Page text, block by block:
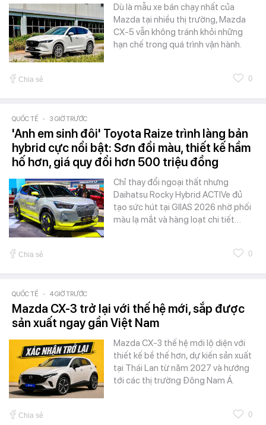
Dù là mẫu xe bán chạy nhất của
Mazda tại nhiều thị trường, Mazda
CX-5 vẫn không tránh khỏi những
hạn chế trong quá trình vận hành.
Chia sẻ 0
QUỐC TẾ - 3 GIỜ TRƯỚC
'Anh em sinh đôi' Toyota Raize trình làng bản
hybrid cực nổi bật: Sơn đổi màu, thiết kế hầm
hố hơn, giá quy đổi hơn 500 triệu đồng
Chỉ thay đổi ngoại thất nhưng
Daihatsu Rocky Hybrid ACTIVe đủ
tạo sức hút tại GIIAS 2026 nhờ phối
màu lạ mắt và hàng loạt chi tiết…
Chia sẻ 0
QUỐC TẾ - 4 GIỜ TRƯỚC
Mazda CX-3 trở lại với thế hệ mới, sắp được
sản xuất ngay gần Việt Nam
Mazda CX-3 thế hệ mới lộ diện với
thiết kế bề thế hơn, dự kiến sản xuất
tại Thái Lan từ năm 2027 và hướng
tới các thị trường Đông Nam Á.
Chia sẻ 0